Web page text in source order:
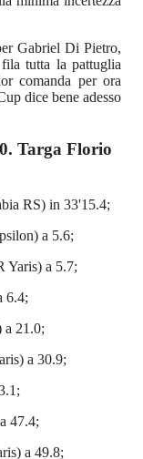
Gabriel Di Pietro,
tutta la pattuglia
comanda per ora
dice bene adesso
Targa Florio
RS) in 33'15.4;
a 5.6;
a 5.7;
6.4;
21.0;
a 30.9;
47.4;
a 49.8;